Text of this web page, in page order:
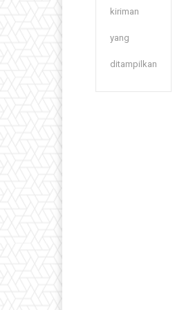
kiriman
yang
ditampilkan